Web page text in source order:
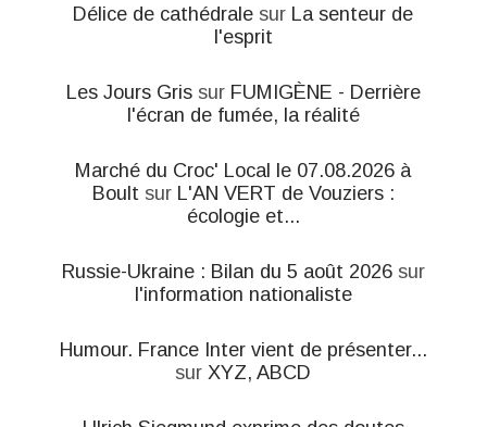
Délice de cathédrale sur La senteur de
l'esprit
Les Jours Grissur FUMIGÈNE - Derrière
l'écran de fumée, la réalité
Marché du Croc' Local le 07.08.2026 à
Boult sur L'AN VERT de Vouziers :
écologie et...
Russie-Ukraine : Bilan du 5 août 2026sur
l'information nationaliste
Humour. France Inter vient de présenter...
sur XYZ, ABCD